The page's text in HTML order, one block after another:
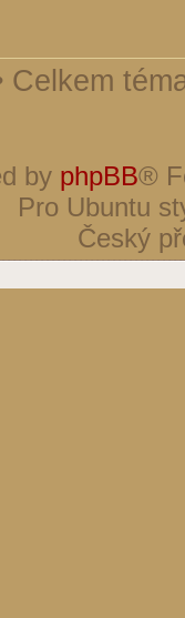
Celkem
by phpBB®
Pro Ubuntu
Český